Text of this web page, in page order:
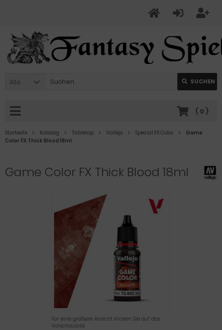
Alle SUCHEN
( 0 )
Startseite Katalog Tabletop Vallejo Special FX Color
Game
Color FX Thick Blood 18ml
Game Color FX Thick Blood 18ml
Für eine größere Ansicht klicken Sie auf das
Vorschaubild